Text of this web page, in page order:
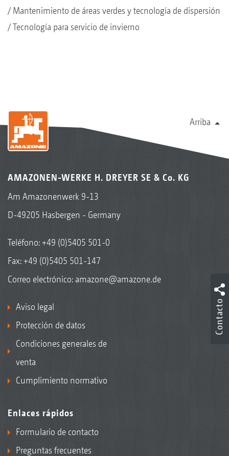
Mantenimiento de áreas verdes y tecnología de dispersión
Tecnología para servicio de invierno
Arriba
AMAZONEN-WERKE H. DREYER SE & Co. KG
Am Amazonenwerk 9-13
D-49205 Hasbergen - Germany
Teléfono:+49 (0)5405 501-0
Fax: +49 (0)5405 501-147
Correo electrónico: amazone@amazone.de
Aviso legal
Protección de datos
Condiciones generales de
venta
Cumplimiento normativo
Enlaces rápidos
Formulario de contacto
Preguntas frecuentes
Contacto